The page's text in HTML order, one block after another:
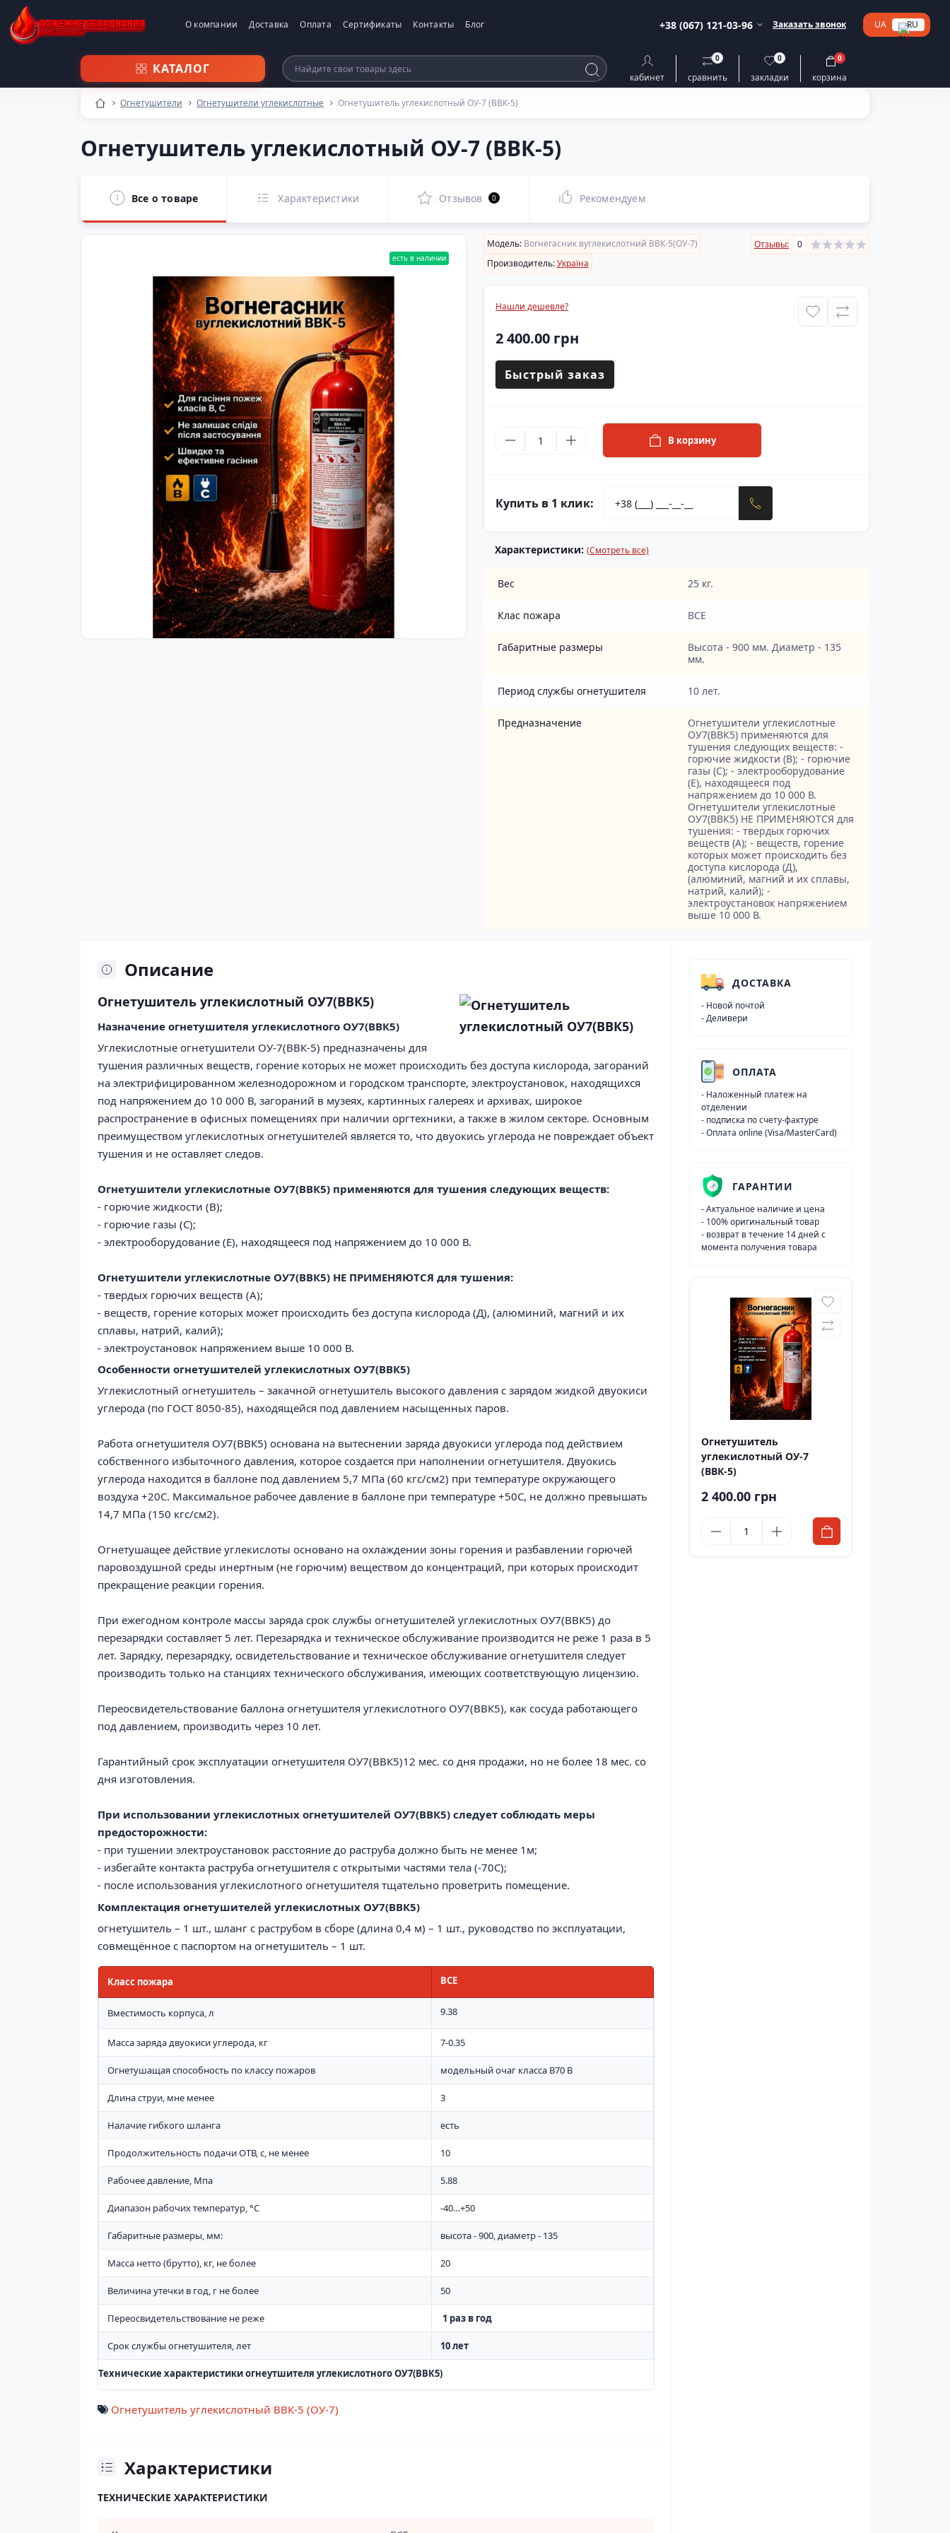
О компании Доставка Оплата Сертификаты Контакты Блог +38 (067) 121-03-96 Заказать звонок UA RU
КАТАЛОГ
кабинет сравнить
0
закладки
0
корзина
0
Огнетушители Огнетушители углекислотные Огнетушитель углекислотный ОУ-7 (ВВК-5)
Огнетушитель углекислотный ОУ-7 (ВВК-5)
Все о товаре Характеристики Отзывов 0 Рекомендуем
есть в наличии
Модель: Вогнегасник вуглекислотний ВВК-5(ОУ-7)
Производитель:Україна
Отзывы: 0
Нашли дешевле?
2 400.00 грн
Быстрый заказ
В корзину
Купить в 1 клик:
Характеристики: (Смотреть все)
Вес 25 кг.
Клас пожара ВСЕ
Габаритные размеры
Высота - 900 мм. Диаметр - 135
мм.
Период службы огнетушителя 10 лет.
Предназначение
Огнетушители углекислотные
ОУ7(ВВК5) применяются для
тушения следующих веществ: -
горючие жидкости (В); - горючие
газы (С); - электрооборудование
(Е), находящееся под
напряжением до 10 000 В.
Огнетушители углекислотные
ОУ7(ВВК5) НЕ ПРИМЕНЯЮТСЯ для
тушения: - твердых горючих
веществ (А); - веществ, горение
которых может происходить без
доступа кислорода (Д),
(алюминий, магний и их сплавы,
натрий, калий); -
электроустановок напряжением
выше 10 000 В.
Описание
Огнетушитель углекислотный ОУ7(ВВК5)
Назначение огнетушителя углекислотного ОУ7(ВВК5)
Углекислотные огнетушители ОУ-7(ВВК-5) предназначены для
тушения различных веществ, горение которых не может происходить без доступа кислорода, загораний
на электрифицированном железнодорожном и городском транспорте, электроустановок, находящихся
под напряжением до 10 000 В, загораний в музеях, картинных галереях и архивах, широкое
распространение в офисных помещениях при наличии оргтехники, а также в жилом секторе. Основным
преимуществом углекислотных огнетушителей является то, что двуокись углерода не повреждает объект
тушения и не оставляет следов.
Огнетушители углекислотные ОУ7(ВВК5) применяются для тушения следующих веществ:
- горючие жидкости (В);
- горючие газы (С);
- электрооборудование (Е), находящееся под напряжением до 10 000 В.
Огнетушители углекислотные ОУ7(ВВК5) НЕ ПРИМЕНЯЮТСЯ для тушения:
- твердых горючих веществ (А);
- веществ, горение которых может происходить без доступа кислорода (Д), (алюминий, магний и их
сплавы, натрий, калий);
- электроустановок напряжением выше 10 000 В.
Особенности огнетушителей углекислотных ОУ7(ВВК5)
Углекислотный огнетушитель – закачной огнетушитель высокого давления с зарядом жидкой двуокиси
углерода (по ГОСТ 8050-85), находящейся под давлением насыщенных паров.
Работа огнетушителя ОУ7(ВВК5) основана на вытеснении заряда двуокиси углерода под действием
собственного избыточного давления, которое создается при наполнении огнетушителя. Двуокись
углерода находится в баллоне под давлением 5,7 МПа (60 кгс/см2) при температуре окружающего
воздуха +20С. Максимальное рабочее давление в баллоне при температуре +50С, не должно превышать
14,7 МПа (150 кгс/см2).
Огнетушащее действие углекислоты основано на охлаждении зоны горения и разбавлении горючей
паровоздушной среды инертным (не горючим) веществом до концентраций, при которых происходит
прекращение реакции горения.
При ежегодном контроле массы заряда срок службы огнетушителей углекислотных ОУ7(ВВК5) до
перезарядки составляет 5 лет. Перезарядка и техническое обслуживание производится не реже 1 раза в 5
лет. Зарядку, перезарядку, освидетельствование и техническое обслуживание огнетушителя следует
производить только на станциях технического обслуживания, имеющих соответствующую лицензию.
Переосвидетельствование баллона огнетушителя углекислотного ОУ7(ВВК5), как сосуда работающего
под давлением, производить через 10 лет.
Гарантийный срок эксплуатации огнетушителя ОУ7(ВВК5)12 мес. со дня продажи, но не более 18 мес. со
дня изготовления.
При использовании углекислотных огнетушителей ОУ7(ВВК5) следует соблюдать меры
предосторожности:
- при тушении электроустановок расстояние до раструба должно быть не менее 1м;
- избегайте контакта раструба огнетушителя с открытыми частями тела (-70С);
- после использования углекислотного огнетушителя тщательно проветрить помещение.
Комплектация огнетушителей углекислотных ОУ7(ВВК5)
огнетушитель – 1 шт., шланг с раструбом в сборе (длина 0,4 м) – 1 шт., руководство по эксплуатации,
совмещённое с паспортом на огнетушитель – 1 шт.
Технические характеристики огнеутшителя углекислотного ОУ7(ВВК5)
Класс пожара ВСЕ
Вместимость корпуса, л 9.38
Масса заряда двуокиси углерода, кг 7-0.35
Огнетушащая способность по классу пожаров модельный очаг класса В70 В
Длина струи, мне менее 3
Налачие гибкого шланга есть
Продолжительность подачи ОТВ, с, не менее 10
Рабочее давление, Мпа 5.88
Диапазон рабочих температур, °С -40…+50
Габаритные размеры, мм: высота - 900, диаметр - 135
Масса нетто (брутто), кг, не более 20
Величина утечки в год, г не более 50
Переосвидетельствование не реже 1 раз в год
Срок службы огнетушителя, лет 10 лет
Огнетушитель углекислотный ВВК-5 (ОУ-7)
Характеристики
ТЕХНИЧЕСКИЕ ХАРАКТЕРИСТИКИ
ДОСТАВКА
- Новой почтой
- Деливери
ОПЛАТА
- Наложенный платеж на
отделении
- подписка по счету-фактуре
- Оплата online (Visa/MasterCard)
ГАРАНТИИ
- Актуальное наличие и цена
- 100% оригинальный товар
- возврат в течение 14 дней с
момента получения товара
Огнетушитель
углекислотный ОУ-7
(ВВК-5)
2 400.00 грн